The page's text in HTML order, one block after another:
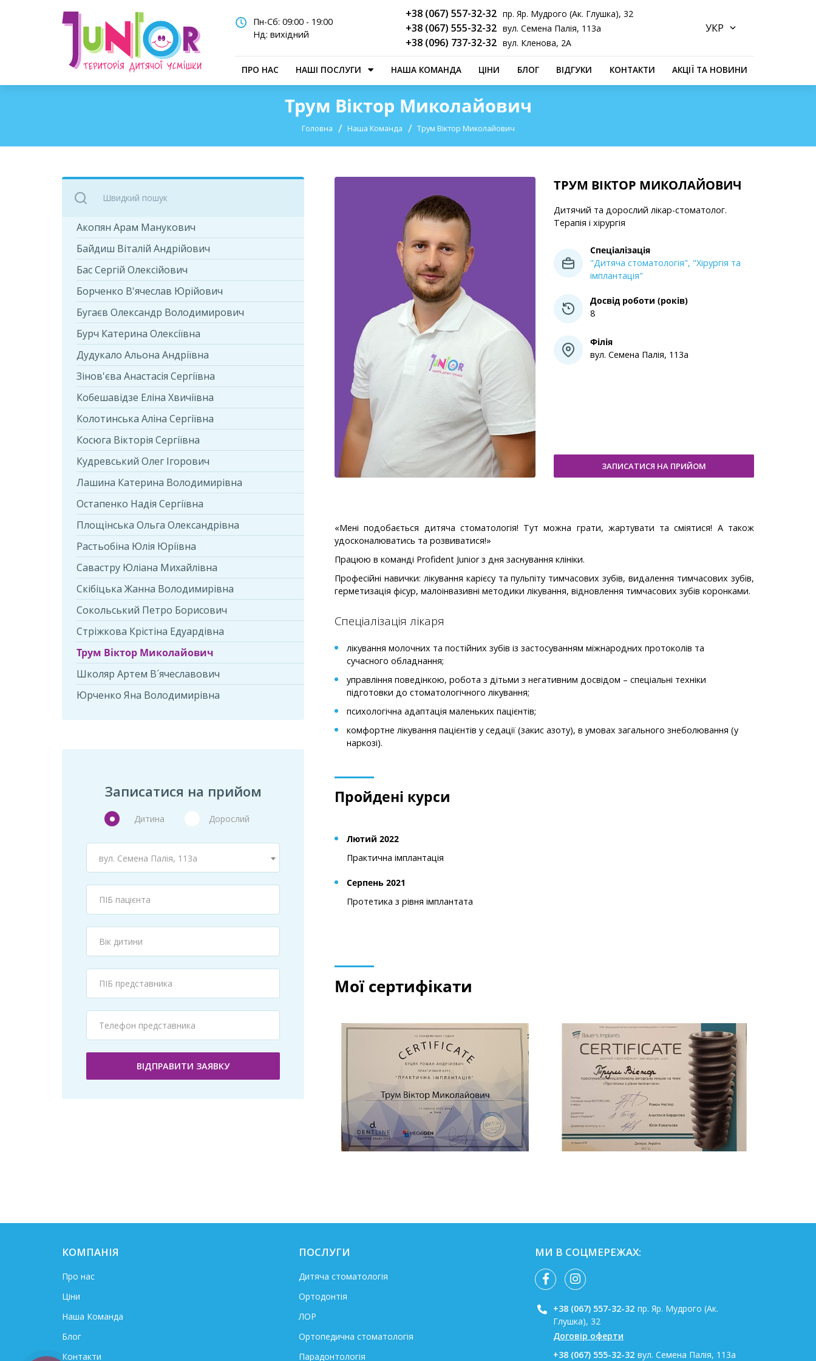
Пн-Сб: 09:00 - 19:00
Нд: вихідний
+38 (067) 557-32-32 пр. Яр. Мудрого (Ак. Глушка), 32
+38 (067) 555-32-32 вул. Семена Палія, 113а
+38 (096) 737-32-32 вул. Кленова, 2А
ПРО НАС НАШІ ПОСЛУГИ НАША КОМАНДА ЦІНИ БЛОГ ВІДГУКИ КОНТАКТИ АКЦІЇ ТА НОВИНИ
Трум Віктор Миколайович
Головна Наша Команда Трум Віктор Миколайович
Акопян Арам Манукович
Байдиш Віталій Андрійович
Бас Сергій Олексійович
Борченко В'ячеслав Юрійович
Бугаєв Олександр Володимирович
Бурч Катерина Олексіївна
Дудукало Альона Андрiївна
Зінов'єва Анастасія Сергіївна
Кобешавідзе Еліна Хвичіївна
Колотинська Аліна Сергіївна
Косюга Вікторія Сергіївна
Кудревський Олег Ігорович
Лашина Катерина Володимирівна
Остапенко Надія Сергіївна
Площінська Ольга Олександрівна
Растьобіна Юлія Юріївна
Савастру Юліана Михайлівна
Скібіцька Жанна Володимирівна
Сокольський Петро Борисович
Стріжкова Крістіна Едуардівна
Трум Віктор Миколайович
Школяр Артем В´ячеславович
Юрченко Яна Володимирівна
Записатися на прийом
Дитина Дорослий
вул. Семена Палія, 113а
ВІДПРАВИТИ ЗАЯВКУ
ТРУМ ВІКТОР МИКОЛАЙОВИЧ
Дитячий та дорослий лікар-стоматолог.
Терапія і хірургія
Спеціалізація
"Дитяча стоматологія", "Хірургія та
імплантація"
Досвід роботи (років)
8
Філія
вул. Семена Палія, 113а
ЗАПИСАТИСЯ НА ПРИЙОМ
«Мені подобається дитяча стоматологія! Тут можна грати, жартувати та сміятися! А також
удосконалюватись та розвиватися!»
Працюю в команді Profident Junior з дня заснування клініки.
Професійні навички: лікування карієсу та пульпіту тимчасових зубів, видалення тимчасових зубів,
герметизація фісур, малоінвазивні методики лікування, відновлення тимчасових зубів коронками.
Спеціалізація лікаря
лікування молочних та постійних зубів із застосуванням міжнародних протоколів та
сучасного обладнання;
управління поведінкою, робота з дітьми з негативним досвідом – спеціальні техніки
підготовки до стоматологічного лікування;
психологічна адаптація маленьких пацієнтів;
комфортне лікування пацієнтів у седації (закис азоту), в умовах загального знеболювання (у
наркозі).
Пройдені курси
Лютий 2022
Практична імплантація
Серпень 2021
Протетика з рівня імплантата
Мої сертифікати
КОМПАНІЯ
Про нас
Ціни
Наша Команда
Блог
Контакти
ПОСЛУГИ
Дитяча стоматологія
Ортодонтія
ЛОР
Ортопедична стоматологія
Парадонтологія
МИ В СОЦМЕРЕЖАХ:
+38 (067) 557-32-32 пр. Яр. Мудрого (Ак.
Глушка), 32
Договір оферти
+38 (067) 555-32-32 вул. Семена Палія, 113а